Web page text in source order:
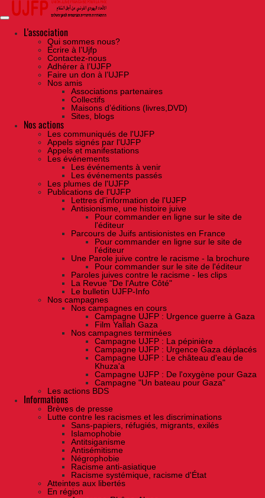
Skip
the
contentL'association
Qui sommes nous?
Ecrire à l’Ujfp
Contactez-nous
Adhérer à l’UJFP
Faire un don à l’UJFP
Nos amis
Associations partenaires
Collectifs
Maisons d’éditions (livres,DVD)
Sites, blogs
Nos actions
Les communiqués de l'UJFP
Appels signés par l'UJFP
Appels et manifestations
Les événements
Les événements à venir
Les événements passés
Les plumes de l'UJFP
Publications de l'UJFP
Lettres d'information de l'UJFP
Antisionisme, une histoire juive
Pour commander en ligne sur le site de
l'éditeur
Parcours de Juifs antisionistes en France
Pour commander en ligne sur le site de
l'éditeur
Une Parole juive contre le racisme - la brochure
Pour commander sur le site de l'éditeur
Paroles juives contre le racisme - les clips
La Revue "De l'Autre Côté"
Le bulletin UJFP-Info
Nos campagnes
Nos campagnes en cours
Campagne UJFP : Urgence guerre à Gaza
Film Yallah Gaza
Nos campagnes terminées
Campagne UJFP : La pépinière
Campagne UJFP : Urgence Gaza déplacés
Campagne UJFP : Le château d'eau de
Khuza'a
Campagne UJFP : De l'oxygène pour Gaza
Campagne "Un bateau pour Gaza"
Les actions BDS
Informations
Brèves de presse
Lutte contre les racismes et les discriminations
Sans-papiers, réfugiés, migrants, exilés
Islamophobie
Antitsiganisme
Antisémitisme
Négrophobie
Racisme anti-asiatique
Racisme systémique, racisme d'État
Atteintes aux libertés
En région